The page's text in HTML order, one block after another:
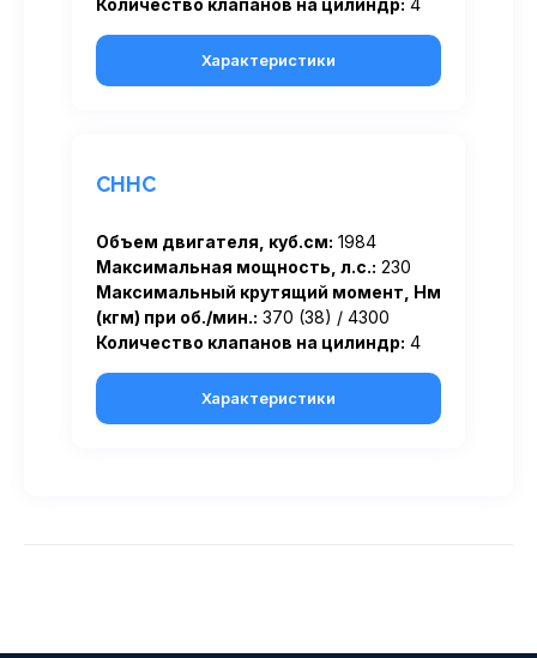
Количество клапанов на цилиндр: 4
Характеристики
CHHC
Объем двигателя, куб.см: 1984
Максимальная мощность, л.с.: 230
Максимальный крутящий момент, Нм
(кгм) при об./мин.: 370 (38) / 4300
Количество клапанов на цилиндр: 4
Характеристики